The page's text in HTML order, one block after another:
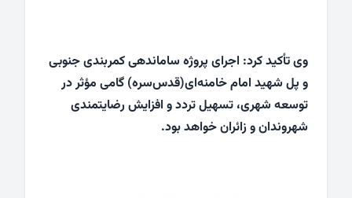
وی تأکید کرد: اجرای پروژه ساماندهی کمربندی جنوبی
و پل شهید امام خامنه‌ای(قدس‌سره) گامی مؤثر در
توسعه شهری، تسهیل تردد و افزایش رضایتمندی
شهروندان و زائران خواهد بود.